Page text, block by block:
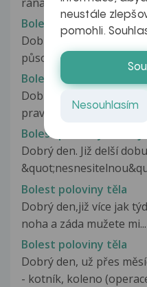
Bolest poloviny hlavy
Dobrý den, Chtěl bych
působit atb Dalacin C300
Bolest poloviny hlavy a
Dobrý den pane
pravé části hlavy a taky
Bolest poloviny obličeje
Dobrý den. Již delší
Bolest poloviny těla
Dobrý den,již více jak
noha a záda mužete mi...
Bolest poloviny těla
Dobrý den, už přes
- kotník, koleno
neustále
pomohli.
Nesouhlasím